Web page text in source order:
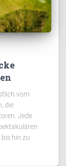
vom
die
Jede
hin zu